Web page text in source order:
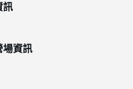
訊
場資訊